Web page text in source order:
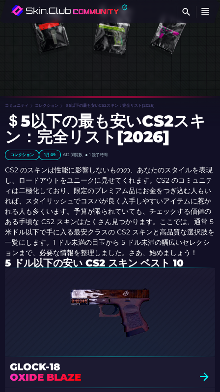
コミュニティ コレクション ＄5以下の最も安いCS2スキン：完全リスト[2026]
＄5以下の最も安いCS2スキ
ン：完全リスト[2026]
コレクション 1月 09 612 閲覧数 1 読了時間
CS2 のスキンは性能に影響しないものの、あなたのスタイルを表現
し、ロードアウトをユニークに見せてくれます。CS2 のコミュニテ
ィは二極化しており、限定のプレミアム品にお金をつぎ込む人もい
れば、スタイリッシュでコスパが良く入手しやすいアイテムに惹か
れる人も多くいます。予算が限られていても、チェックする価値の
ある手頃な CS2 スキンはたくさん見つかります。ここでは、通常 5
米ドル以下で手に入る最安クラスの CS2 スキンと高品質な選択肢を
一覧にします。1 ドル未満の目玉から 5 ドル未満の幅広いセレクシ
ョンまで、必要な情報を整理しました。さあ、始めましょう！
5 ドル以下の安い CS2 スキン ベスト 10
GLOCK-18
OXIDE BLAZE